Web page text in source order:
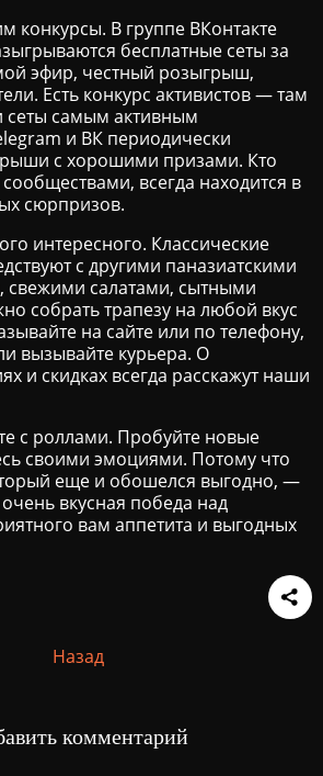
конкурсы. В группе ВКонтакте
бесплатные сеты за
эфир, честный розыгрыш,
Есть конкурс активистов — там
самым активным
и ВК периодически
с хорошими призами. Кто
всегда находится в
сюрпризов.
интересного. Классические
с другими паназиатскими
, свежими салатами, сытными
собрать трапезу на любой вкус
на сайте или по телефону,
вызывайте курьера. О
и скидках всегда расскажут наши
с роллами. Пробуйте новые
своими эмоциями. Потому что
еще и обошелся выгодно, —
вкусная победа над
вам аппетита и выгодных
Назад
комментарий